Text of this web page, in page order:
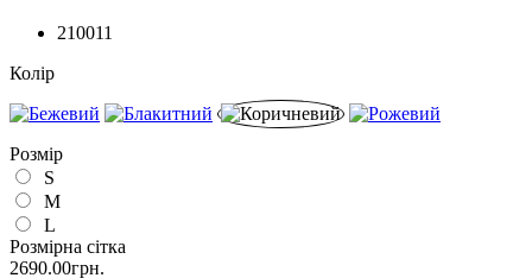
210011
Колір
Розмір
S
M
L
Розмірна сітка
2690.00грн.